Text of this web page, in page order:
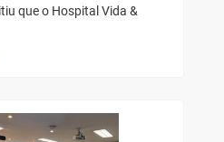
que o Hospital Vida &